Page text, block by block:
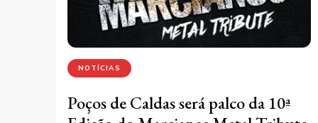
NOTÍCIAS
Poços de Caldas será palco da 10ª